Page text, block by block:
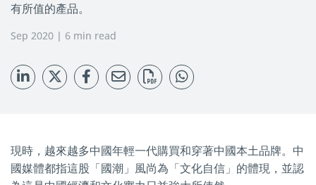
有所值的產品。
Sep 2020 | 6 min read
現時，越來越多中國年輕一代購買和穿著中國本土品牌。中
國媒體都指這股「國潮」風尚為「文化自信」的體現，並認